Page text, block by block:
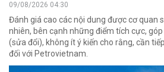
09/08/2026 04:30
Đánh giá cao các nội dung được cơ quan
nhiên, bên cạnh những điểm tích cực,
(sửa đổi), không ít ý kiến cho rằng, cần
đối với Petrovietnam.